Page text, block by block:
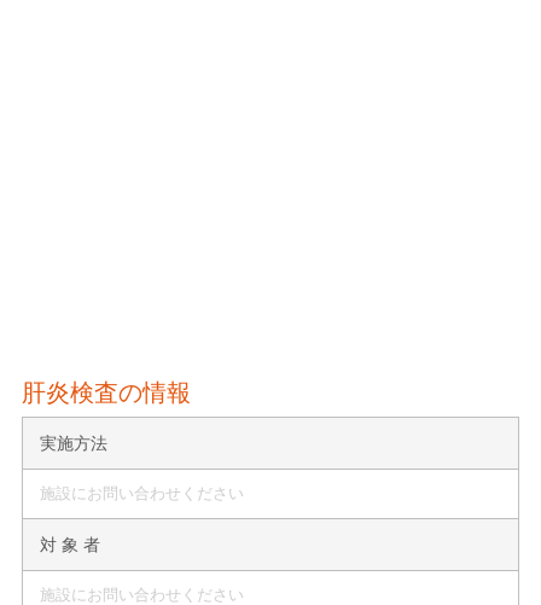
肝炎検査の情報
実施方法
施設にお問い合わせください
対 象 者
施設にお問い合わせください